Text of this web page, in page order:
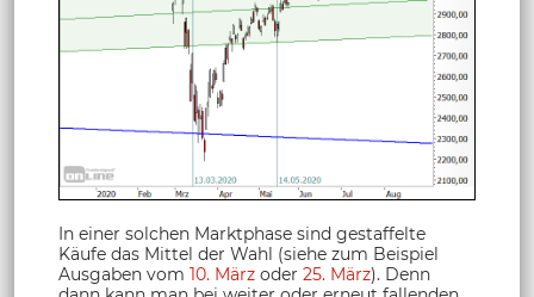
In einer solchen Marktphase sind gestaffelte
Käufe das Mittel der Wahl (siehe zum Beispiel
Ausgaben vom 10. März oder 25. März). Denn